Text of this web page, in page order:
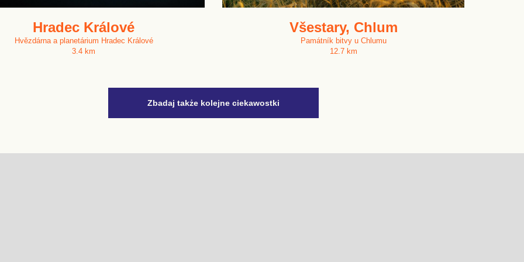
Hradec Králové
Hvězdárna a planetárium Hradec Králové
3.4 km
Všestary, Chlum
Památník bitvy u Chlumu
12.7 km
Zbadaj także kolejne ciekawostki